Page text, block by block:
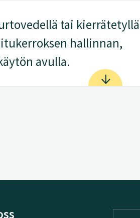
tai kierrätetyllä
hallinnan,
avulla.